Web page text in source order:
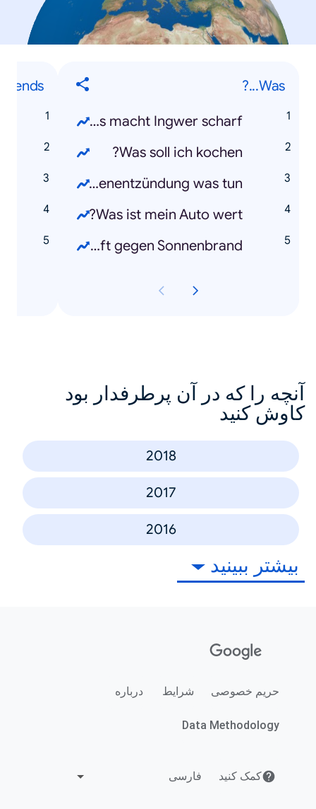
Was...?
Was macht Ingwer scharf?
Was soll ich kochen?
Blasenentzündung was tun?
Was ist mein Auto wert?
Was hilft gegen Sonnenbrand?
آنچه را که در آن پرطرفدار بود
کاوش کنید
2018
2017
2016
بیشتر ببینید
حریم خصوصی شرایط درباره
Data Methodology
کمک کنید